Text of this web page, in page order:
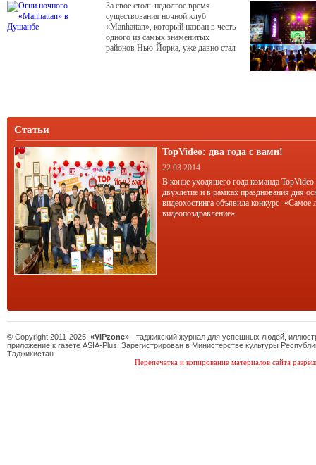
За свое столь недолгое время
существования ночной клуб
«Manhattan», который назван в честь
одного из самых знаменитых
районов Нью-Йорка, уже давно стал
Статьи
TopVideo: два года с вами!
22.03.2014
В конце уходящего года команда TopVideo
двухлетие и в рамках празднования дня
видеохостинга объявила конкурс -«Самое
видеопоздравление».
© Copyright 2011-2025. «VIPzone» - таджикский журнал для успешных людей,
приложение к газете ASIA-Plus. Зарегистрирован в Министерстве культуры
Таджикистан.
Перепечатка и копирование материалов сайта